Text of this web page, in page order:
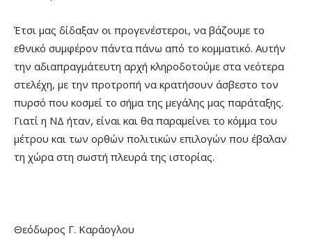
Έτσι μας δίδαξαν οι προγενέστεροι, να βάζουμε το
εθνικό συμφέρον πάντα πάνω από το κομματικό. Αυτήν
την αδιαπραγμάτευτη αρχή κληροδοτούμε στα νεότερα
στελέχη, με την προτροπή να κρατήσουν άσβεστο τον
πυρσό που κοσμεί το σήμα της μεγάλης μας παράταξης.
Γιατί η ΝΔ ήταν, είναι και θα παραμείνει το κόμμα του
μέτρου και των ορθών πολιτικών επιλογών που έβαλαν
τη χώρα στη σωστή πλευρά της ιστορίας.
Θεόδωρος Γ. Καράογλου